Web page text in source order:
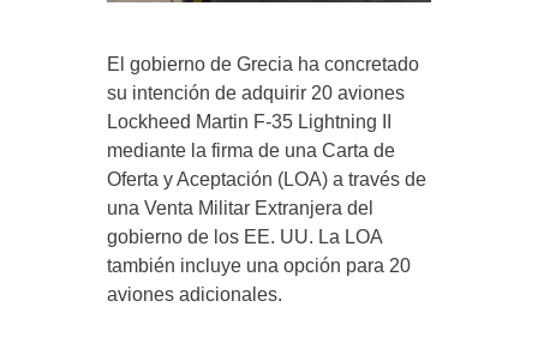
El gobierno de Grecia ha concretado
su intención de adquirir 20 aviones
Lockheed Martin F-35 Lightning II
mediante la firma de una Carta de
Oferta y Aceptación (LOA) a través de
una Venta Militar Extranjera del
gobierno de los EE. UU. La LOA
también incluye una opción para 20
aviones adicionales.